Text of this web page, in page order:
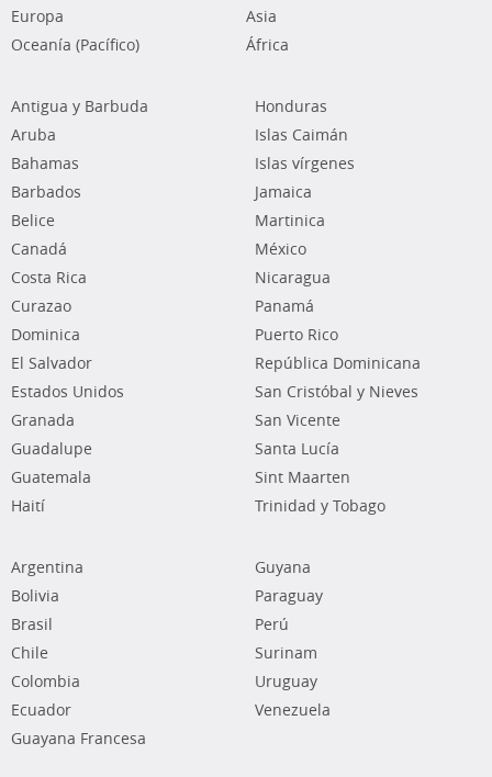
Europa
Asia
Oceanía (Pacífico)
África
Antigua y Barbuda
Aruba
Bahamas
Barbados
Belice
Canadá
Costa Rica
Curazao
Dominica
El Salvador
Estados Unidos
Granada
Guadalupe
Guatemala
Haití
Honduras
Islas Caimán
Islas vírgenes
Jamaica
Martinica
México
Nicaragua
Panamá
Puerto Rico
República Dominicana
San Cristóbal y Nieves
San Vicente
Santa Lucía
Sint Maarten
Trinidad y Tobago
Argentina
Bolivia
Brasil
Chile
Colombia
Ecuador
Guayana Francesa
Guyana
Paraguay
Perú
Surinam
Uruguay
Venezuela